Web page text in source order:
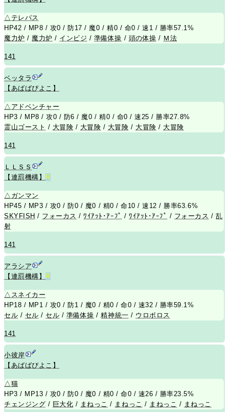
△ テレパス
HP42 / MP8 / 攻0 / 防17 / 魔0 / 精0 / 命0 / 速1 / 勝率57.1%
魔力炉 / 魔力炉 / インビジ / 準備体操 / 頭の体操 / Ｍ法
141
ベッタラ
【あばばぴよこ】
△ アドベンチャー
HP3 / MP8 / 攻0 / 防6 / 魔0 / 精0 / 命0 / 速25 / 勝率27.8%
霊山ゴースト / 大冒険 / 大冒険 / 大冒険 / 大冒険 / 大冒険
141
ＬＬＳＳ
【連罰機構】 R
△ ガンマン
HP45 / MP3 / 攻0 / 防0 / 魔0 / 精0 / 命10 / 速12 / 勝率63.6%
SKYFISH / フォーカス /ﾜｲｱｯﾄ･ｱｰﾌﾟ /ﾜｲｱｯﾄ･ｱｰﾌﾟ / フォーカス /乱
射
141
アラシア
【連罰機構】 R
△ スネイカー
HP18 / MP1 / 攻0 / 防1 / 魔0 / 精0 / 命0 / 速32 / 勝率59.1%
セル / セル / セル / 準備体操 /精神統一 / ウロボロス
141
小彼岸
【あばばぴよこ】
△ 猫
HP3 / MP13 / 攻0 / 防0 / 魔0 / 精0 / 命0 / 速26 / 勝率23.5%
チェンジング / 巨大化 / まねっこ / まねっこ / まねっこ / まねっこ